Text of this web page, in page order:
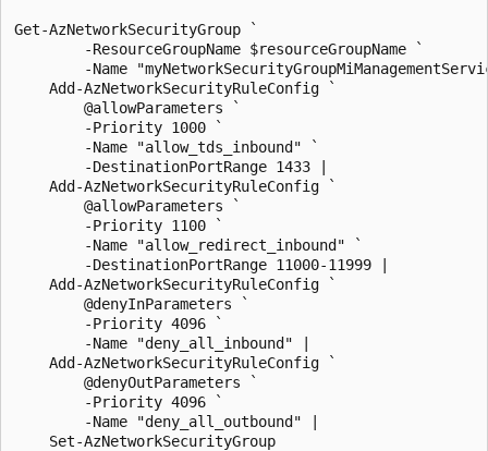
Get-AzNetworkSecurityGroup `
        -ResourceGroupName $resourceGroupName `
-Name
    Add-AzNetworkSecurityRuleConfig `
        @allowParameters `
        -Priority 1000 `
        -Name "allow_tds_inbound" `
        -DestinationPortRange 1433 |
    Add-AzNetworkSecurityRuleConfig `
        @allowParameters `
        -Priority 1100 `
        -Name "allow_redirect_inbound" `
        -DestinationPortRange 11000-11999 |
    Add-AzNetworkSecurityRuleConfig `
        @denyInParameters `
        -Priority 4096 `
        -Name "deny_all_inbound" |
    Add-AzNetworkSecurityRuleConfig `
        @denyOutParameters `
        -Priority 4096 `
        -Name "deny_all_outbound" |
    Set-AzNetworkSecurityGroup